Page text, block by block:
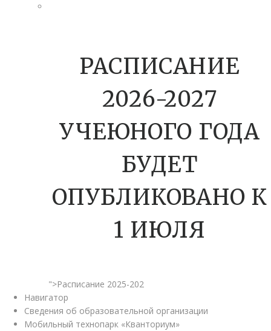
РАСПИСАНИЕ
2026-2027
УЧЕЮНОГО ГОДА
БУДЕТ
ОПУБЛИКОВАНО К
1 ИЮЛЯ
">Расписание 2025-202
Навигатор
Сведения об образовательной организации
Мобильный технопарк «Кванториум»